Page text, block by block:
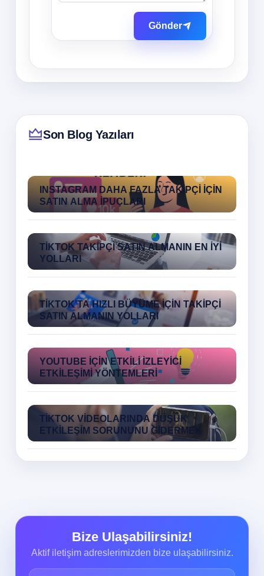
Gönder
Son Blog Yazıları
INSTAGRAM DAHA FAZLA TAKIPÇI İÇIN
SATIN ALMA İPUÇLARI
TIKTOK TAKIPÇI SATIN ALMANIN EN İYI
YOLLARI
TIKTOK’TA HIZLI BÜYÜME İÇIN TAKIPÇI
SATIN ALMANIN YOLLARI
YOUTUBE İÇIN ETKILI İZLEYICI
ETKILEŞIMI YÖNTEMLERI
TIKTOK VIDEOLARINDA DÜŞÜK
ETKILEŞIM SORUNUNU GIDERMEK
Bize Ulaşabilirsiniz!
Aktif iletişim adreslerimizden bize ulaşabilirsiniz.